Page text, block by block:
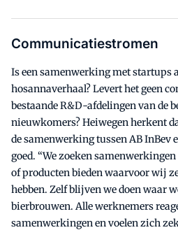
Communicatiestromen
Is een samenwerking met startups
hosannaverhaal? Levert het geen
bestaande R&D-afdelingen van de
nieuwkomers? Heiwegen herkent
de samenwerking tussen AB InBev
goed. “We zoeken
of producten bieden waarvoor wij
hebben. Zelf blijven we doen waar
bierbrouwen. Alle werknemers
samenwerkingen en voelen zich